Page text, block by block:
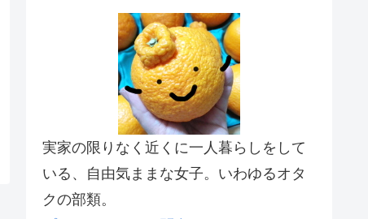
実家の限りなく近くに一人暮らしをして
いる、自由気ままな女子。いわゆるオタ
クの部類。